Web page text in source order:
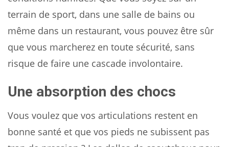
terrain de sport, dans une salle de bains ou
même dans un restaurant, vous pouvez être sûr
que vous marcherez en toute sécurité, sans
risque de faire une cascade involontaire.
Une absorption des chocs
Vous voulez que vos articulations restent en
bonne santé et que vos pieds ne subissent pas